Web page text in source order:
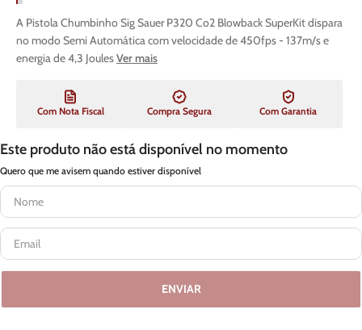
A Pistola Chumbinho Sig Sauer P320 Co2 Blowback SuperKit dispara
no modo Semi Automática com velocidade de 450fps - 137m/s e
energia de 4,3 JoulesVer mais
Com Nota Fiscal Compra Segura Com Garantia
Este produto não está disponível no momento
Quero que me avisem quando estiver disponível
ENVIAR